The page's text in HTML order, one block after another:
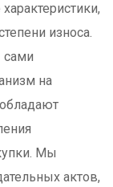
износа.
сами
на
Мы
актов,